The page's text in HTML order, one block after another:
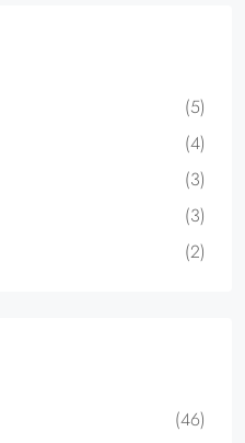
(5)
(4)
(3)
(3)
(2)
(46)